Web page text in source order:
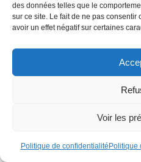
des données telles que le
sur ce site. Le fait de ne pas
avoir un effet négatif sur certaines
Voir les
Politique de confidentialité Politique
l’article 235 ter C du CGI.
D’un projet à 2 %
professionnels…
projet
un seuil global d’actifs